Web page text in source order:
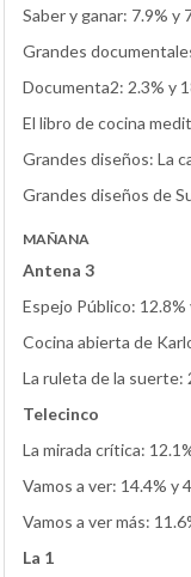
Saber y ganar: 7.9% y
Grandes
Documenta2: 2.3% y
El libro de cocina
Grandes diseños: La
Grandes diseños de
MAÑANA
Antena 3
Espejo Público:
Cocina abierta de
La ruleta de la suerte:
Telecinco
La mirada crítica:
Vamos a ver: 14.4% y
Vamos a ver más:
La 1